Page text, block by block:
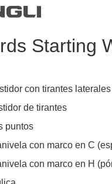
Starting
con tirantes
de tirantes
puntos
con marco en C
con marco en H